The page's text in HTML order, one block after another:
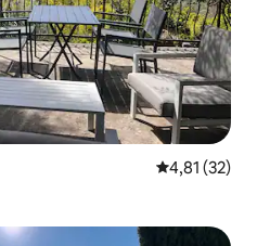
Gemiddelde
4,81 (32)